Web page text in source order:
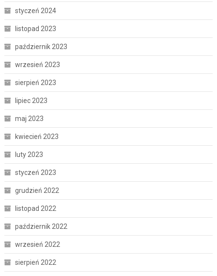
styczeń 2024
listopad 2023
październik 2023
wrzesień 2023
sierpień 2023
lipiec 2023
maj 2023
kwiecień 2023
luty 2023
styczeń 2023
grudzień 2022
listopad 2022
październik 2022
wrzesień 2022
sierpień 2022